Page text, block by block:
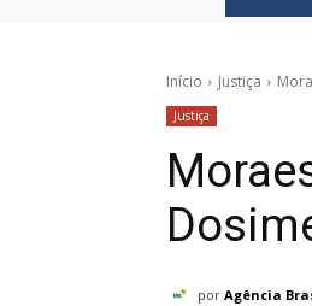
Início Justiça
Justiça
por Agência